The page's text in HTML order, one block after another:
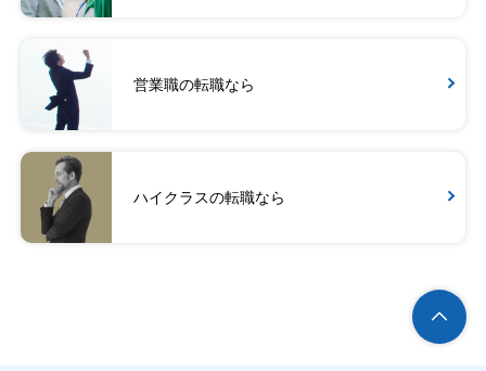
営業職の転職なら
ハイクラスの転職なら